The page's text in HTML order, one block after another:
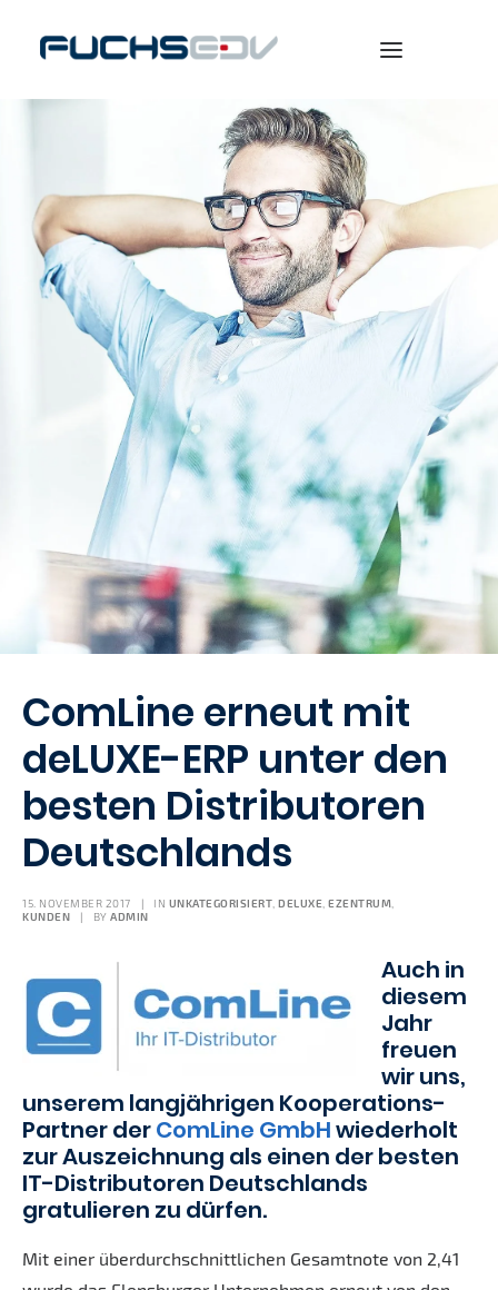
ONLINESHOP
BERATUNG
NEWS
UNTERNEHMEN
KARRIERE
SEARCH
ComLine erneut mit
deLUXE-ERP unter den
besten Distributoren
Deutschlands
15. NOVEMBER 2017 | IN UNKATEGORISIERT DELUXE EZENTRUM
KUNDEN
| BY ADMIN
Auch in
diesem
Jahr
freuen
wir uns,
unserem langjährigen Kooperations-
Partner derComLine GmbHwiederholt
zur Auszeichnung als einen der besten
IT-Distributoren Deutschlands
gratulieren zu dürfen.
Mit einer überdurchschnittlichen Gesamtnote von 2,41